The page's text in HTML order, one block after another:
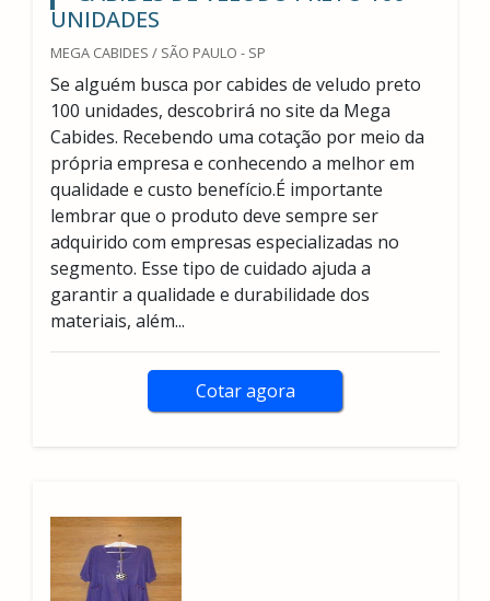
UNIDADES
MEGA CABIDES / SÃO PAULO - SP
Se alguém busca por cabides de veludo preto
100 unidades, descobrirá no site da Mega
Cabides. Recebendo uma cotação por meio da
própria empresa e conhecendo a melhor em
qualidade e custo benefício.É importante
lembrar que o produto deve sempre ser
adquirido com empresas especializadas no
segmento. Esse tipo de cuidado ajuda a
garantir a qualidade e durabilidade dos
materiais, além...
Cotar agora